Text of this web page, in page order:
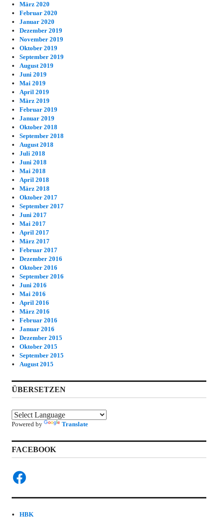
März 2020
Februar 2020
Januar 2020
Dezember 2019
November 2019
Oktober 2019
September 2019
August 2019
Juni 2019
Mai 2019
April 2019
März 2019
Februar 2019
Januar 2019
Oktober 2018
September 2018
August 2018
Juli 2018
Juni 2018
Mai 2018
April 2018
März 2018
Oktober 2017
September 2017
Juni 2017
Mai 2017
April 2017
März 2017
Februar 2017
Dezember 2016
Oktober 2016
September 2016
Juni 2016
Mai 2016
April 2016
März 2016
Februar 2016
Januar 2016
Dezember 2015
Oktober 2015
September 2015
August 2015
ÜBERSETZEN
Powered by Translate
FACEBOOK
Facebook
HBK